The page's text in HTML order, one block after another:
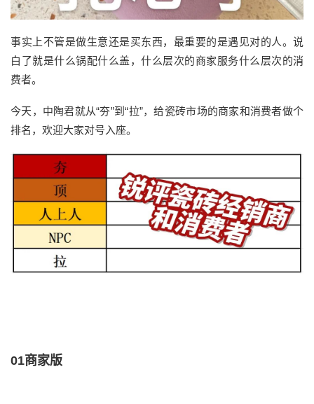
事实上不管是做生意还是买东西，最重要的是遇见对的人。说
白了就是什么锅配什么盖，什么层次的商家服务什么层次的消
费者。
今天，中陶君就从“夯”到“拉”，给瓷砖市场的商家和消费者做个
排名，欢迎大家对号入座。
01商家版